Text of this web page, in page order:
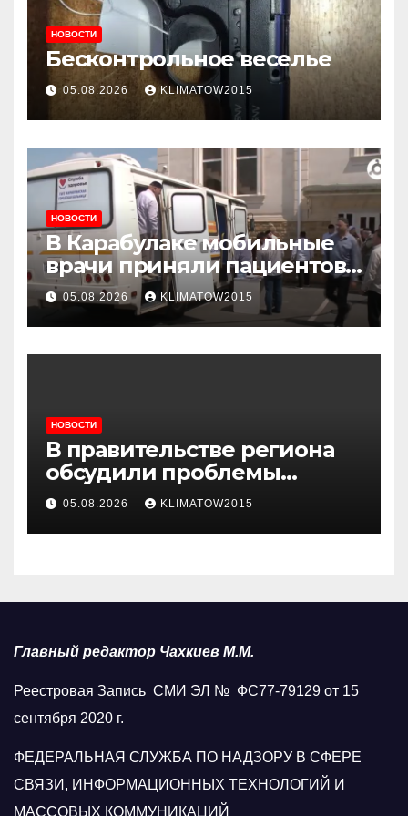
НОВОСТИ
Бесконтрольное веселье
05.08.2026 KLIMATOW2015
НОВОСТИ
В Карабулаке мобильные
врачи приняли пациентов
у стен мечети
05.08.2026 KLIMATOW2015
НОВОСТИ
В правительстве региона
обсудили проблемы
водоснабжения Карабулака
05.08.2026 KLIMATOW2015
Главный редактор Чахкиев М.М.
Реестровая Запись СМИ ЭЛ № ФС77-79129 от 15
сентября 2020 г.
ФЕДЕРАЛЬНАЯ СЛУЖБА ПО НАДЗОРУ В СФЕРЕ
СВЯЗИ, ИНФОРМАЦИОННЫХ ТЕХНОЛОГИЙ И
МАССОВЫХ КОММУНИКАЦИЙ